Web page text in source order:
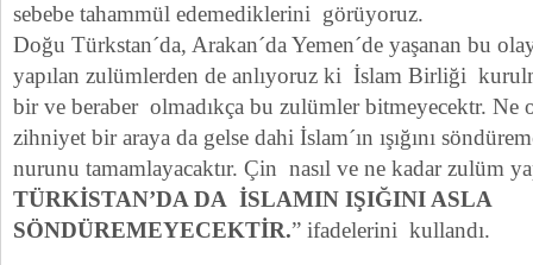
sebebe tahammül edemediklerini görüyoruz.
Doğu Türkstan´da, Arakan´da Yemen´de yaşanan bu
yapılan zulümlerden de anlıyoruz ki İslam Birliği
bir ve beraber olmadıkça bu zulümler bitmeyecektr. Ne
zihniyet bir araya da gelse dahi İslam´ın ışığını
nurunu tamamlayacaktır. Çin nasıl ve ne kadar zulüm
TÜRKİSTAN’DA DA İSLAMIN IŞIĞINI ASLA
SÖNDÜREMEYECEKTİR.” ifadelerini kullandı.